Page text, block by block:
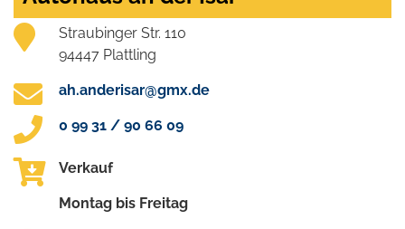
Straubinger Str. 110
94447 Plattling
ah.anderisar@gmx.de
0 99 31 / 90 66 09
Verkauf
Montag bis Freitag